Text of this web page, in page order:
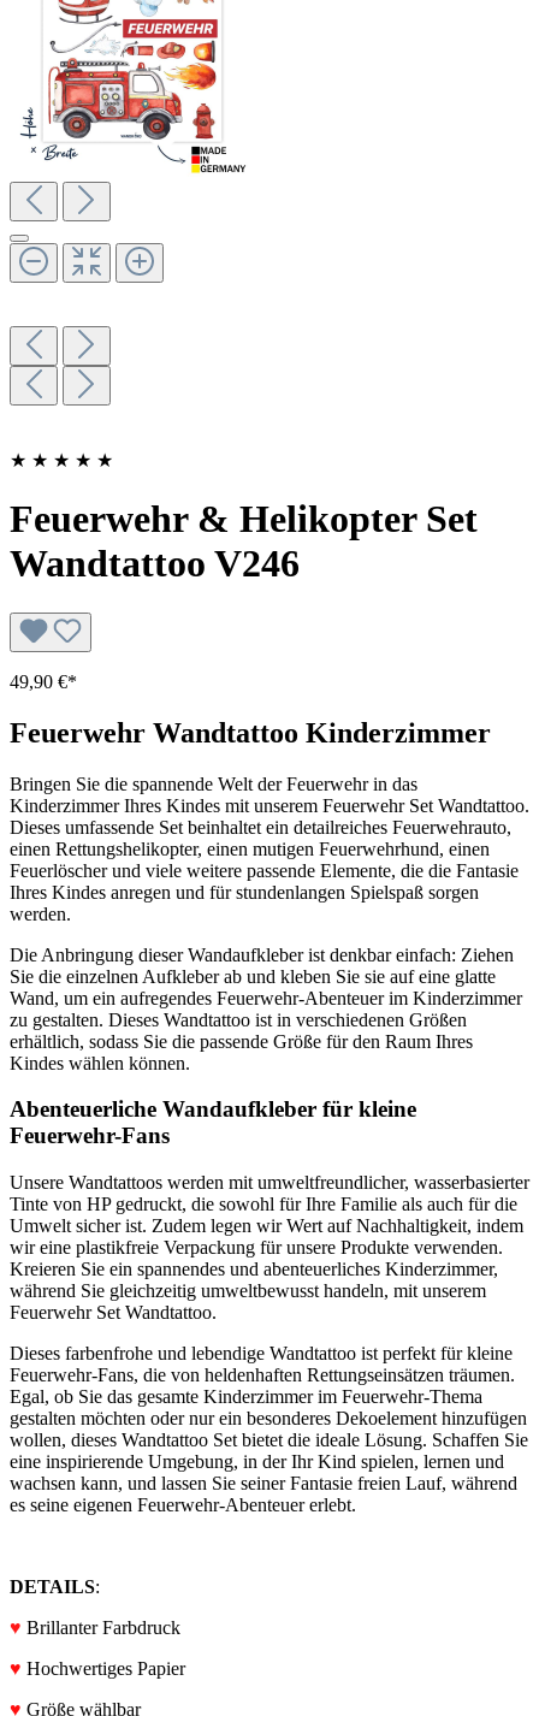
★ ★ ★ ★ ★
Feuerwehr & Helikopter Set
Wandtattoo V246
49,90 €*
Feuerwehr Wandtattoo Kinderzimmer
Bringen Sie die spannende Welt der Feuerwehr in das
Kinderzimmer Ihres Kindes mit unserem Feuerwehr Set Wandtattoo.
Dieses umfassende Set beinhaltet ein detailreiches Feuerwehrauto,
einen Rettungshelikopter, einen mutigen Feuerwehrhund, einen
Feuerlöscher und viele weitere passende Elemente, die die Fantasie
Ihres Kindes anregen und für stundenlangen Spielspaß sorgen
werden.
Die Anbringung dieser Wandaufkleber ist denkbar einfach: Ziehen
Sie die einzelnen Aufkleber ab und kleben Sie sie auf eine glatte
Wand, um ein aufregendes Feuerwehr-Abenteuer im Kinderzimmer
zu gestalten. Dieses Wandtattoo ist in verschiedenen Größen
erhältlich, sodass Sie die passende Größe für den Raum Ihres
Kindes wählen können.
Abenteuerliche Wandaufkleber für kleine
Feuerwehr-Fans
Unsere Wandtattoos werden mit umweltfreundlicher, wasserbasierter
Tinte von HP gedruckt, die sowohl für Ihre Familie als auch für die
Umwelt sicher ist. Zudem legen wir Wert auf Nachhaltigkeit, indem
wir eine plastikfreie Verpackung für unsere Produkte verwenden.
Kreieren Sie ein spannendes und abenteuerliches Kinderzimmer,
während Sie gleichzeitig umweltbewusst handeln, mit unserem
Feuerwehr Set Wandtattoo.
Dieses farbenfrohe und lebendige Wandtattoo ist perfekt für kleine
Feuerwehr-Fans, die von heldenhaften Rettungseinsätzen träumen.
Egal, ob Sie das gesamte Kinderzimmer im Feuerwehr-Thema
gestalten möchten oder nur ein besonderes Dekoelement hinzufügen
wollen, dieses Wandtattoo Set bietet die ideale Lösung. Schaffen Sie
eine inspirierende Umgebung, in der Ihr Kind spielen, lernen und
wachsen kann, und lassen Sie seiner Fantasie freien Lauf, während
es seine eigenen Feuerwehr-Abenteuer erlebt.
DETAILS:
♥ Brillanter Farbdruck
♥ Hochwertiges Papier
♥ Größe wählbar